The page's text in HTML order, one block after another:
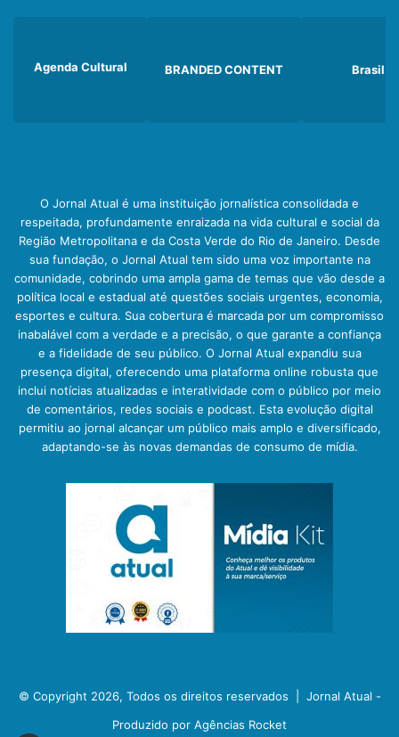
Agenda Cultural BRANDED CONTENT Brasil
O Jornal Atual é uma instituição jornalística consolidada e
respeitada, profundamente enraizada na vida cultural e social da
Região Metropolitana e da Costa Verde do Rio de Janeiro. Desde
sua fundação, o Jornal Atual tem sido uma voz importante na
comunidade, cobrindo uma ampla gama de temas que vão desde a
política local e estadual até questões sociais urgentes, economia,
esportes e cultura. Sua cobertura é marcada por um compromisso
inabalável com a verdade e a precisão, o que garante a confiança
e a fidelidade de seu público. O Jornal Atual expandiu sua
presença digital, oferecendo uma plataforma online robusta que
inclui notícias atualizadas e interatividade com o público por meio
de comentários, redes sociais e podcast. Esta evolução digital
permitiu ao jornal alcançar um público mais amplo e diversificado,
adaptando-se às novas demandas de consumo de mídia.
© Copyright 2026, Todos os direitos reservados | Jornal Atual -
Produzido por Agências Rocket